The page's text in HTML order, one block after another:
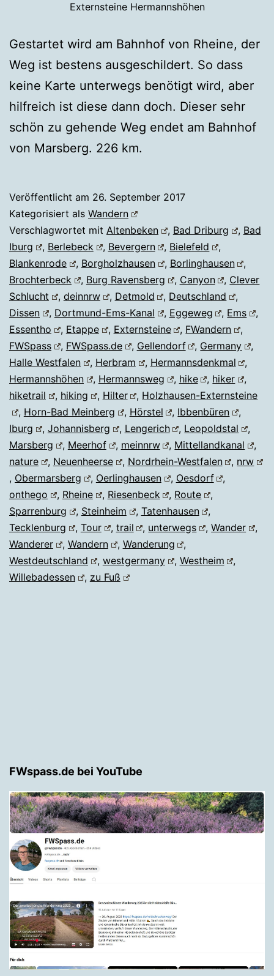
Externsteine Hermannshöhen
Gestartet wird am Bahnhof von Rheine, der
Weg ist bestens ausgeschildert. So dass
keine Karte unterwegs benötigt wird, aber
hilfreich ist diese dann doch. Dieser sehr
schön zu gehende Weg endet am Bahnhof
von Marsberg. 226 km.
Veröffentlicht am 26. September 2017
Kategorisiert als Wandern
Verschlagwortet mit Altenbeken , Bad Driburg , Bad
Iburg
, Berlebeck , Bevergern , Bielefeld
,
Blankenrode
, Borgholzhausen , Borlinghausen
,
Brochterbeck
, Burg Ravensberg , Canyon , Clever
Schlucht
, deinnrw , Detmold , Deutschland
,
Dissen
, Dortmund-Ems-Kanal , Eggeweg , Ems
,
Essentho
, Etappe , Externsteine , FWandern
,
FWSpass
, FWSpass.de , Gellendorf , Germany
,
Halle Westfalen
, Herbram , Hermannsdenkmal
,
Hermannshöhen
, Hermannsweg , hike , hiker
,
hiketrail
, hiking , Hilter , Holzhausen-Externsteine
, Horn-Bad Meinberg , Hörstel , Ibbenbüren
,
Iburg
, Johannisberg , Lengerich , Leopoldstal
,
Marsberg
, Meerhof , meinnrw , Mittellandkanal
,
nature
, Neuenheerse , Nordrhein-Westfalen , nrw
, Obermarsberg , Oerlinghausen , Oesdorf
,
onthego
, Rheine , Riesenbeck , Route
,
Sparrenburg
, Steinheim , Tatenhausen
,
Tecklenburg
, Tour , trail , unterwegs ,Wander
,
Wanderer
, Wandern , Wanderung
,
Westdeutschland
, westgermany , Westheim
,
Willebadessen
, zu Fuß
FWspass.de bei YouTube